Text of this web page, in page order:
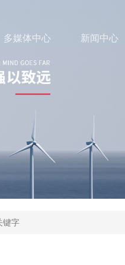
多媒体中心 新闻中心